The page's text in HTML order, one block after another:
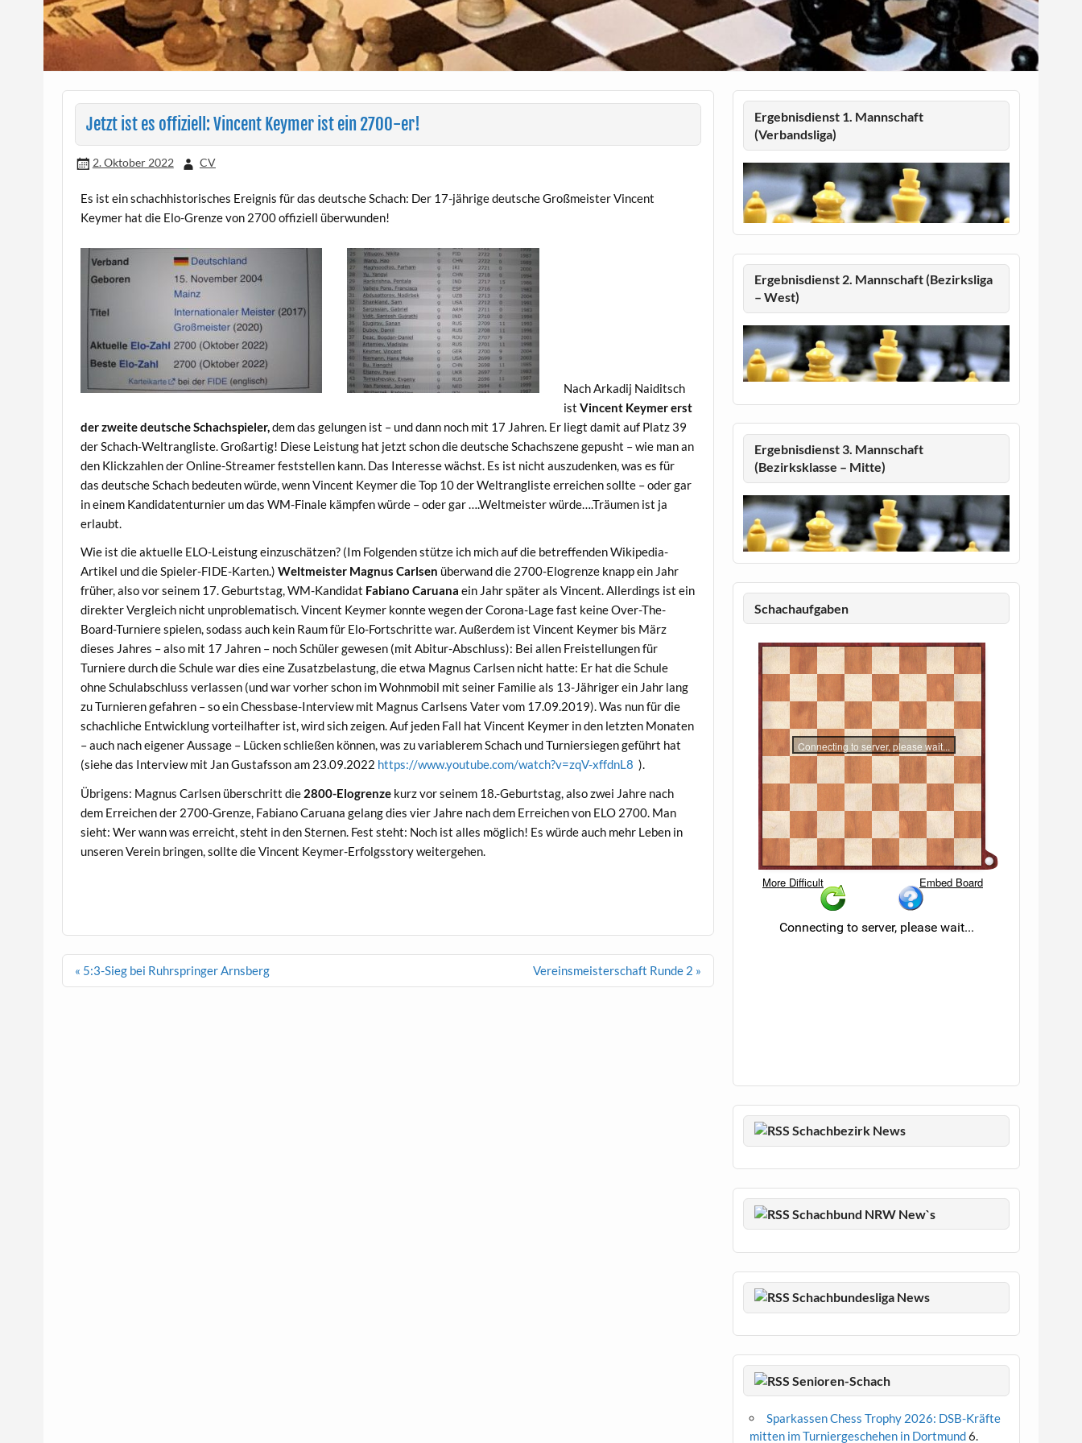
Jetzt ist es offiziell: Vincent Keymer ist ein 2700-er!
2. Oktober 2022 CV
Es ist ein schachhistorisches Ereignis für das deutsche Schach: Der 17-jährige deutsche Großmeister Vincent
Keymer hat die Elo-Grenze von 2700 offiziell überwunden!
Nach Arkadij Naiditsch
istVincent Keymer erst
der zweite deutsche Schachspieler,dem das gelungen ist – und dann noch mit 17 Jahren. Er liegt damit auf Platz 39
der Schach-Weltrangliste. Großartig! Diese Leistung hat jetzt schon die deutsche Schachszene gepusht – wie man an
den Klickzahlen der Online-Streamer feststellen kann. Das Interesse wächst. Es ist nicht auszudenken, was es für
das deutsche Schach bedeuten würde, wenn Vincent Keymer die Top 10 der Weltrangliste erreichen sollte – oder gar
in einem Kandidatenturnier um das WM-Finale kämpfen würde – oder gar ….Weltmeister würde….Träumen ist ja
erlaubt.
Wie ist die aktuelle ELO-Leistung einzuschätzen? (Im Folgenden stütze ich mich auf die betreffenden Wikipedia-
Artikel und die Spieler-FIDE-Karten.)Weltmeister Magnus Carlsen überwand die 2700-Elogrenze knapp ein Jahr
früher, also vor seinem 17. Geburtstag, WM-Kandidat Fabiano Caruana ein Jahr später als Vincent. Allerdings ist ein
direkter Vergleich nicht unproblematisch. Vincent Keymer konnte wegen der Corona-Lage fast keine Over-The-
Board-Turniere spielen, sodass auch kein Raum für Elo-Fortschritte war. Außerdem ist Vincent Keymer bis März
dieses Jahres – also mit 17 Jahren – noch Schüler gewesen (mit Abitur-Abschluss): Bei allen Freistellungen für
Turniere durch die Schule war dies eine Zusatzbelastung, die etwa Magnus Carlsen nicht hatte: Er hat die Schule
ohne Schulabschluss verlassen (und war vorher schon im Wohnmobil mit seiner Familie als 13-Jähriger ein Jahr lang
zu Turnieren gefahren – so ein Chessbase-Interview mit Magnus Carlsens Vater vom 17.09.2019). Was nun für die
schachliche Entwicklung vorteilhafter ist, wird sich zeigen. Auf jeden Fall hat Vincent Keymer in den letzten Monaten
– auch nach eigener Aussage – Lücken schließen können, was zu variablerem Schach und Turniersiegen geführt hat
(siehe das Interview mit Jan Gustafsson am 23.09.2022 https://www.youtube.com/watch?v=zqV-xffdnL8 ).
Übrigens: Magnus Carlsen überschritt die 2800-Elogrenze kurz vor seinem 18.-Geburtstag, also zwei Jahre nach
dem Erreichen der 2700-Grenze, Fabiano Caruana gelang dies vier Jahre nach dem Erreichen von ELO 2700. Man
sieht: Wer wann was erreicht, steht in den Sternen. Fest steht: Noch ist alles möglich! Es würde auch mehr Leben in
unseren Verein bringen, sollte die Vincent Keymer-Erfolgsstory weitergehen.
Beitragsnavigation
« 5:3-Sieg bei Ruhrspringer Arnsberg Vereinsmeisterschaft Runde 2 »
Ergebnisdienst 1. Mannschaft
(Verbandsliga)
Ergebnisdienst 2. Mannschaft (Bezirksliga
– West)
Ergebnisdienst 3. Mannschaft
(Bezirksklasse – Mitte)
Schachaufgaben
Schachbezirk News
Schachbund NRW New`s
Schachbundesliga News
Senioren-Schach
Sparkassen Chess Trophy 2026: DSB-Kräfte
mitten im Turniergeschehen in Dortmund6.